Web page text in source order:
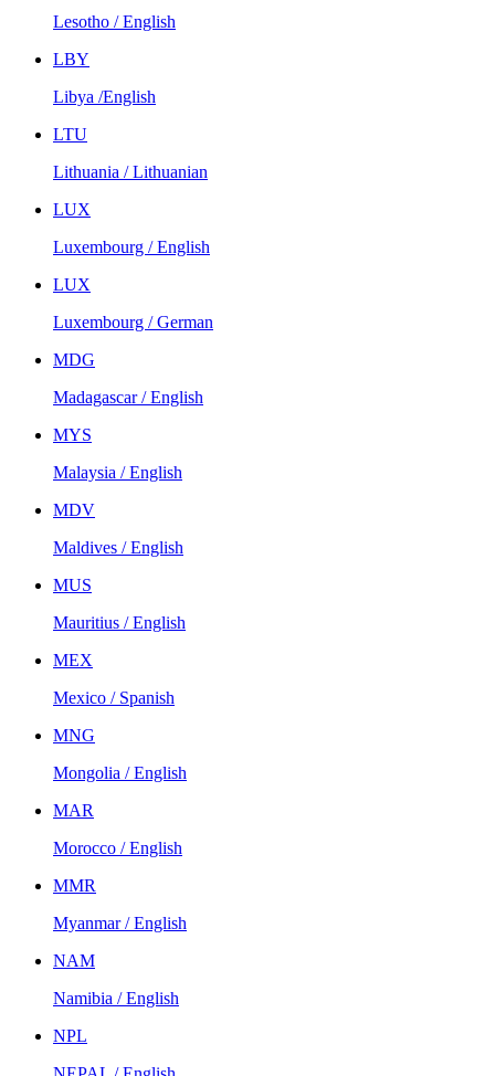
Lesotho / English
LBY
Libya /English
LTU
Lithuania / Lithuanian
LUX
Luxembourg / English
LUX
Luxembourg / German
MDG
Madagascar / English
MYS
Malaysia / English
MDV
Maldives / English
MUS
Mauritius / English
MEX
Mexico / Spanish
MNG
Mongolia / English
MAR
Morocco / English
MMR
Myanmar / English
NAM
Namibia / English
NPL